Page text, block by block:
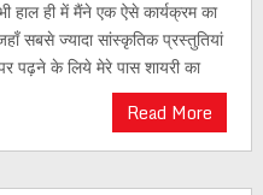
हाल ही में मैंने एक ऐसे कार्यक्रम का
सबसे ज्यादा सांस्कृतिक प्रस्तुतियां
पढ़ने के लिये मेरे पास शायरी का
Read More